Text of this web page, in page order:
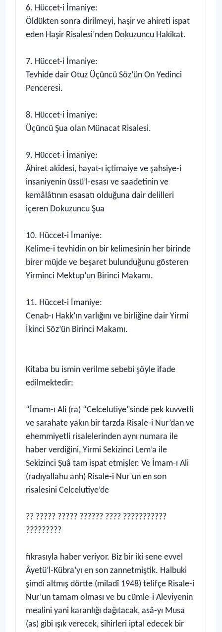
6. Hüccet-i İmaniye:
Öldükten sonra dirilmeyi, haşir ve ahireti ispat
eden Haşir Risalesi’nden Dokuzuncu Hakikat.
7. Hüccet-i İmaniye:
Tevhide dair Otuz Üçüncü Söz’ün On Yedinci
Penceresi.
8. Hüccet-i İmaniye:
Üçüncü Şua olan Münacat Risalesi.
9. Hüccet-i İmaniye:
Âhiret akîdesi, hayat-ı içtimaiye ve şahsiye-i
insaniyenin üssü’l-esası ve saadetinin ve
kemâlâtının esasatı olduğuna dair delilleri
içeren Dokuzuncu Şua
10. Hüccet-i İmaniye:
Kelime-i tevhidin on bir kelimesinin her birinde
birer müjde ve beşaret bulunduğunu gösteren
Yirminci Mektup’un Birinci Makamı.
11. Hüccet-i İmaniye:
Cenab-ı Hakk’ın varlığını ve birliğine dair Yirmi
İkinci Söz’ün Birinci Makamı.
Kitaba bu ismin verilme sebebi şöyle ifade
edilmektedir:
“İmam-ı Ali (ra) “Celcelutiye”sinde pek kuvvetli
ve sarahate yakın bir tarzda Risale-i Nur’dan ve
ehemmiyetli risalelerinden aynı numara ile
haber verdiğini, Yirmi Sekizinci Lem’a ile
Sekizinci Şuâ tam ispat etmişler. Ve İmam-ı Ali
(radıyallahu anh) Risale-i Nur’un en son
risalesini Celcelutiye’de
?? ????? ????? ?????? ???? ???????????
?????????
fıkrasıyla haber veriyor. Biz bir iki sene evvel
Âyetü’l-Kübra’yı en son zannetmiştik. Halbuki
şimdi altmış dörtte (miladî 1948) telifçe Risale-i
Nur’un tamam olması ve bu cümle-i Aleviyenin
mealini yani karanlığı dağıtacak, asâ-yı Musa
(as) gibi ışık verecek, sihirleri iptal edecek bir